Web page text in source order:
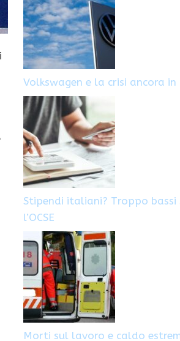
Volkswagen e la crisi ancora
Stipendi italiani? Troppo bassi
l’OCSE
Morti sul lavoro e caldo